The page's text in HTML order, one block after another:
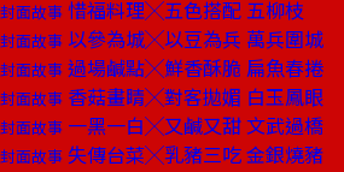
封面故事 惜福料理╳五色搭配 五柳枝
封面故事 以參為城╳以豆為兵 萬兵圍城
封面故事 過場鹹點╳鮮香酥脆 扁魚春捲
封面故事 香菇畫睛╳對客拋媚 白玉鳳眼
封面故事 一黑一白╳又鹹又甜 文武過橋
封面故事 失傳台菜╳乳豬三吃 金銀燒豬